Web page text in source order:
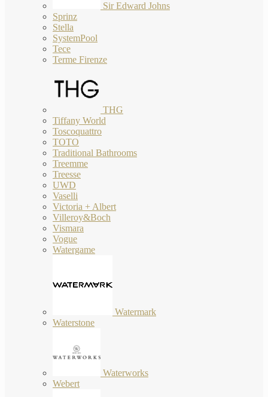
Sir Edward Johns
Sprinz
Stella
SystemPool
Tece
Terme Firenze
THG
Tiffany World
Toscoquattro
TOTO
Traditional Bathrooms
Treemme
Treesse
UWD
Vaselli
Victoria + Albert
Villeroy&Boch
Vismara
Vogue
Watergame
Watermark
Waterstone
Waterworks
Webert